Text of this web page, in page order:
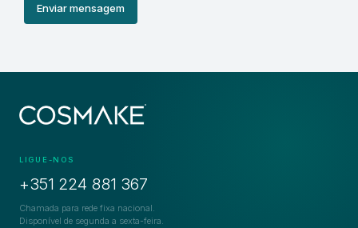
Enviar mensagem
LIGUE-NOS
+351 224 881 367
Chamada para rede fixa nacional.
Disponível de segunda a sexta-feira.